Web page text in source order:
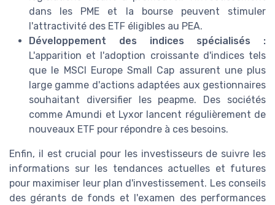
dans les PME et la bourse peuvent stimuler
l'attractivité des ETF éligibles au PEA.
Développement des indices spécialisés :
L'apparition et l'adoption croissante d'indices tels
que le MSCI Europe Small Cap assurent une plus
large gamme d'actions adaptées aux gestionnaires
souhaitant diversifier les peapme. Des sociétés
comme Amundi et Lyxor lancent régulièrement de
nouveaux ETF pour répondre à ces besoins.
Enfin, il est crucial pour les investisseurs de suivre les
informations sur les tendances actuelles et futures
pour maximiser leur plan d'investissement. Les conseils
des gérants de fonds et l'examen des performances